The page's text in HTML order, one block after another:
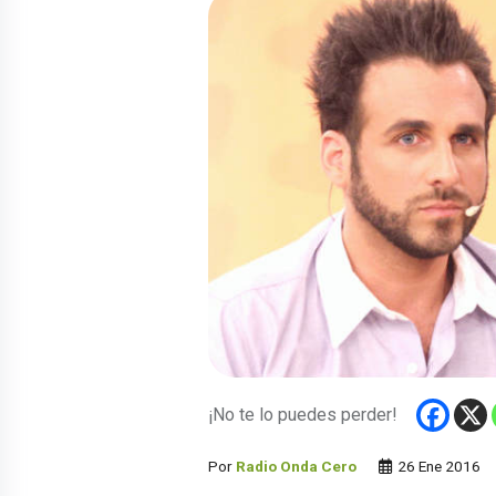
¡No te lo puedes perder!
Por Radio Onda Cero 26 Ene 2016